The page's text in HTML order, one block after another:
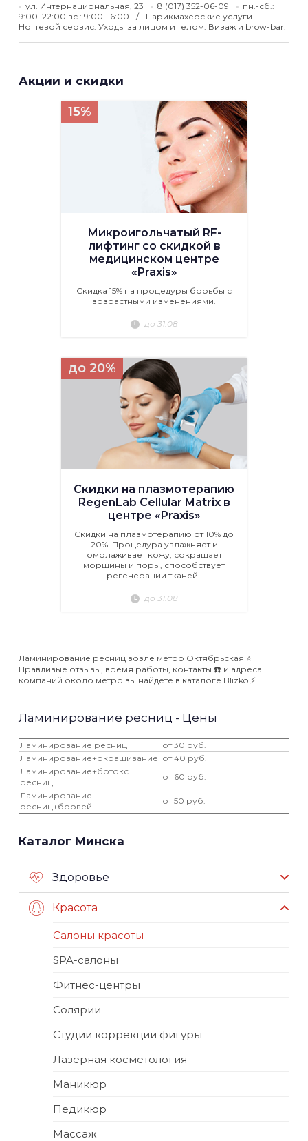
ул. Интернациональная, 23 8 (017) 352-06-09
пн.-сб.:
9:00–22:00 вс.: 9:00–16:00
Парикмахерские услуги.
Ногтевой сервис. Уходы за лицом и телом. Визаж и brow-bar.
Акции и скидки
15%
Микроигольчатый RF-
лифтинг со скидкой в
медицинском центре
«Praxis»
Скидка 15% на процедуры борьбы с
возрастными изменениями.
до 31.08
до 20%
Скидки на плазмотерапию
RegenLab Cellular Matrix в
центре «Praxis»
Скидки на плазмотерапию от 10% до
20%. Процедура увлажняет и
омолаживает кожу, сокращает
морщины и поры, способствует
регенерации тканей.
до 31.08
Ламинирование ресниц возле метро Октябрьская ⭐️
Правдивые отзывы, время работы, контакты ☎️ и адреса
компаний около метро вы найдёте в каталоге Blizko ⚡️
Ламинирование ресниц - Цены
Ламинирование ресниц
от 30 руб.
Ламинирование+окрашивание от 40 руб.
Ламинирование+ботокс
ресниц
от 60 руб.
Ламинирование
ресниц+бровей
от 50 руб.
Каталог Минска
Здоровье
Красота
Салоны красоты
SPA-салоны
Фитнес-центры
Солярии
Студии коррекции фигуры
Лазерная косметология
Маникюр
Педикюр
Массаж